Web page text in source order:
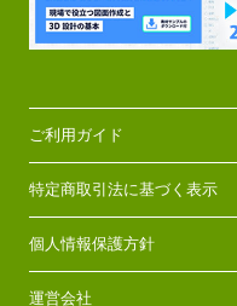
ご利用ガイド
特定商取引法に基づく表示
個人情報保護方針
運営会社